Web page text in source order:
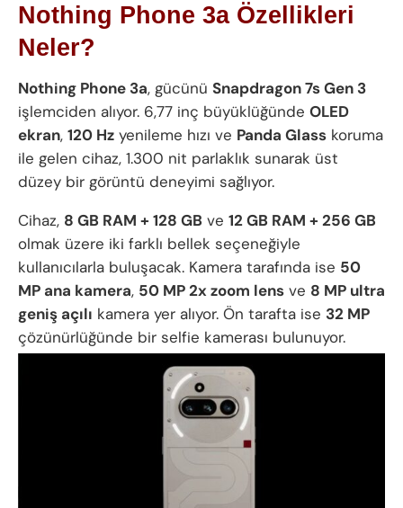
Nothing Phone 3a Özellikleri
Neler?
Nothing Phone 3a, gücünü Snapdragon 7s Gen 3
işlemciden alıyor. 6,77 inç büyüklüğünde OLED
ekran, 120 Hz yenileme hızı ve Panda Glass koruma
ile gelen cihaz, 1.300 nit parlaklık sunarak üst
düzey bir görüntü deneyimi sağlıyor.
Cihaz, 8 GB RAM + 128 GB ve 12 GB RAM + 256 GB
olmak üzere iki farklı bellek seçeneğiyle
kullanıcılarla buluşacak. Kamera tarafında ise 50
MP ana kamera, 50 MP 2x zoom lens ve 8 MP ultra
geniş açılı kamera yer alıyor. Ön tarafta ise 32 MP
çözünürlüğünde bir selfie kamerası bulunuyor.